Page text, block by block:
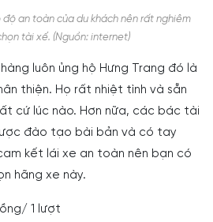
độ an toàn của du khách nên rất nghiêm
tài xế. (Nguồn: internet)
luôn ủng hộ Hưng Trang đó là
thiện. Họ rất nhiệt tình và sẵn
cứ lúc nào. Hơn nữa, các bác tài
đào tạo bài bản và có tay
kết lái xe an toàn nên bạn có
hãng xe này.
1 lượt